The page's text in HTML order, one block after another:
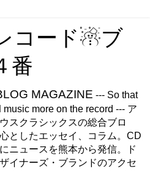
コード☃ブ
番
MAGAZINE --- So that
more on the record --- ア
スクラシックスの総合ブロ
としたエッセイ、コラム。CD
ニュースを熊本から発信。ド
イナーズ・ブランドのアクセ